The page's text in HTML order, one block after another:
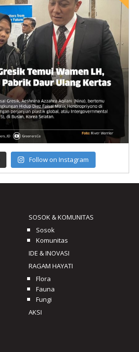
Follow on Instagram
SOSOK & KOMUNITAS
Sosok
Komunitas
IDE & INOVASI
RAGAM HAYATI
Flora
Fauna
Fungi
AKSI